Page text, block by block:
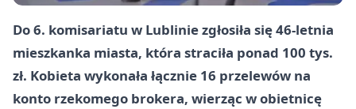
Do 6. komisariatu w Lublinie zgłosiła się 46-letnia
mieszkanka miasta, która straciła ponad 100 tys.
zł. Kobieta wykonała łącznie 16 przelewów na
konto rzekomego brokera, wierząc w obietnicę